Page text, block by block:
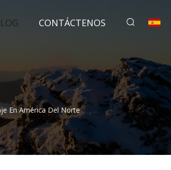
CONTÁCTENOS
En América Del Norte